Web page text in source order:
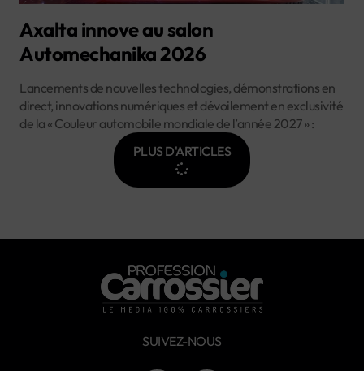
Axalta innove au salon
Automechanika 2026
Lancements de nouvelles technologies, démonstrations en
direct, innovations numériques et dévoilement en exclusivité
de la « Couleur automobile mondiale de l’année 2027 » :
PLUS D'ARTICLES
SUIVEZ-NOUS